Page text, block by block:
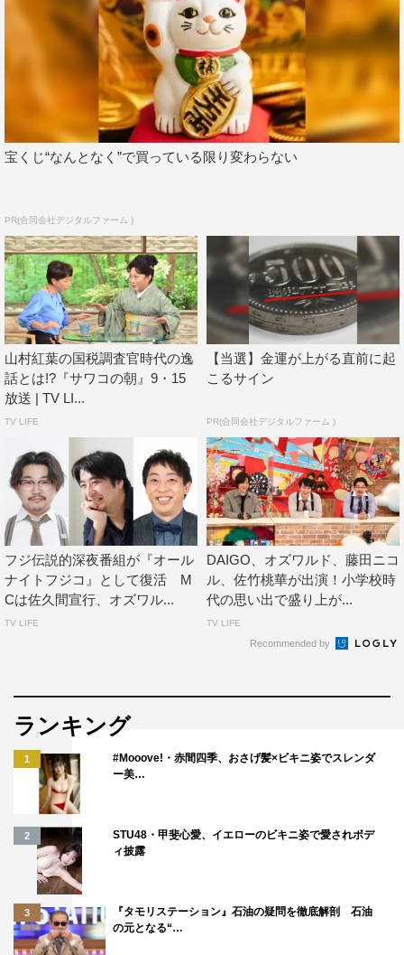
山村：あと動物が何か失敗しちゃう動画とか、ホッとする
テーマもあっていいかも。
◆視聴者の方にメッセージをお願いします。
伊藤：打ち合わせの段階で、こんなにも本番が不安になる
番組は初めてでした（笑）。逆再生で楽しむという、今ま
番組情報
『ギャクサイセイ』
フジテレビ系
2023年3月18日（土）午後4時30分～5時25分
〈出演者〉
MC：伊藤俊介（オズワルド）
推理ゲスト：伊集院光、大友花恋、山村紅葉
©フジテレビ
オズワルド 伊藤俊介
宝くじ“なんとなく”で買っている限り変わらない
PR(合同会社デジタルファーム )
山村紅葉の国税調査官時代の逸
話とは!?『サワコの朝』9・15
放送 | TV LI...
TV LIFE
【当選】金運が上がる直前に起
こるサイン
PR(合同会社デジタルファーム )
フジ伝説的深夜番組が『オール
ナイトフジコ』として復活 M
Cは佐久間宣行、オズワル...
TV LIFE
DAIGO、オズワルド、藤田ニコ
ル、佐竹桃華が出演！小学校時
代の思い出で盛り上が...
TV LIFE
Recommended by
ランキング
1
#Mooove!・赤間四季、おさげ髪×ビキニ姿でスレンダ
ー美…
2
STU48・甲斐心愛、イエローのビキニ姿で愛されボデ
ィ披露
3
『タモリステーション』石油の疑問を徹底解剖 石油
の元となる“…